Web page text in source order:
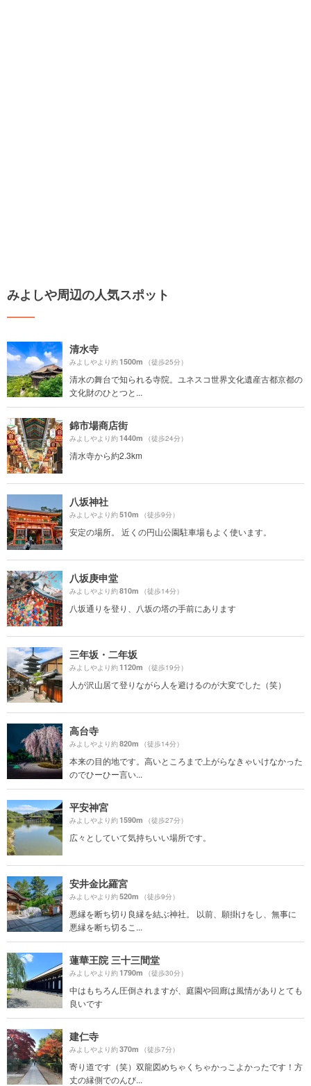
みよしや周辺の人気スポット
清水寺
みよしやより約1500m （徒歩25分）
清水の舞台で知られる寺院。ユネスコ世界文化遺産古都京都の
文化財のひとつと...
錦市場商店街
みよしやより約1440m （徒歩24分）
清水寺から約2.3km
八坂神社
みよしやより約510m （徒歩9分）
安定の場所。 近くの円山公園駐車場もよく使います。
八坂庚申堂
みよしやより約810m （徒歩14分）
八坂通りを登り、八坂の塔の手前にあります
三年坂・二年坂
みよしやより約1120m （徒歩19分）
人が沢山居て登りながら人を避けるのが大変でした（笑）
高台寺
みよしやより約820m （徒歩14分）
本来の目的地です。高いところまで上がらなきゃいけなかった
のでひーひー言い...
平安神宮
みよしやより約1590m （徒歩27分）
広々としていて気持ちいい場所です。
安井金比羅宮
みよしやより約520m （徒歩9分）
悪縁を断ち切り良縁を結ぶ神社。 以前、願掛けをし、無事に
悪縁を断ち切るこ...
蓮華王院 三十三間堂
みよしやより約1790m （徒歩30分）
中はもちろん圧倒されますが、庭園や回廊は風情がありとても
良いです
建仁寺
みよしやより約370m （徒歩7分）
寄り道です（笑）双龍図めちゃくちゃかっこよかったです！方
丈の縁側でのんび...